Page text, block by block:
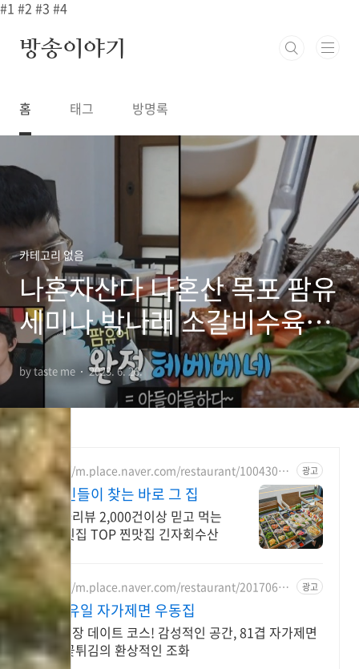
#1 #2 #3 #4
본문 바로가기
방송이야기
홈 태그 방명록
카테고리 없음
나혼자산다 나혼산 목포 팜유
세미나 박나래 소갈비수육무
침 냉면 비빔국수 맛집 어디?
500회 전현무 이장우 팜유세
미나 식당 위치 정보
by taste me 2023. 6. 26.
https://m.place.naver.com/restaurant/10043077
03/
광고
현지인들이 찾는 바로 그 집
방문자리뷰 2,000건이상 믿고 먹는
목포 횟집 TOP 찐맛집 긴자회수산
https://m.place.naver.com/restaurant/20170697
34
광고
목포 유일 자가제면 우동집
평화광장 데이트 코스! 감성적인 공간, 81겹 자가제면
과 눈꽃튀김의 환상적인 조화